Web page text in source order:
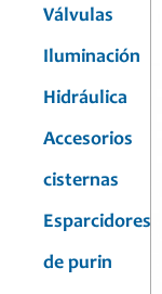
Válvulas
Iluminación
Hidráulica
Accesorios
cisternas
Esparcidores
de purin